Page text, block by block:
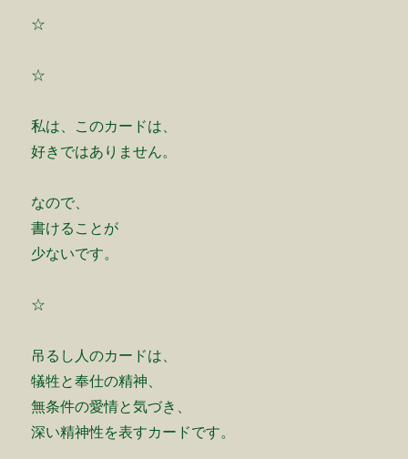
☆
☆
私は、このカードは、
好きではありません。
なので、
書けることが
少ないです。
☆
吊るし人のカードは、
犠牲と奉仕の精神、
無条件の愛情と気づき、
深い精神性を表すカードです。